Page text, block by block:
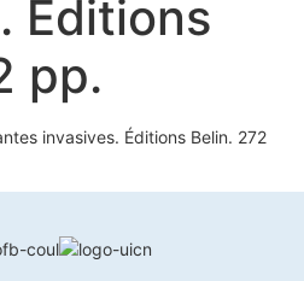
Éditions
pp.
invasives. Éditions Belin. 272